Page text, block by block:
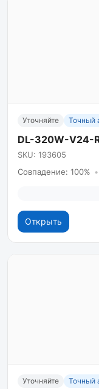
Уточняйте Точный
DL-320W-V24-
SKU: 193605
Совпадение: 100% •
Открыть
Уточняйте Точный